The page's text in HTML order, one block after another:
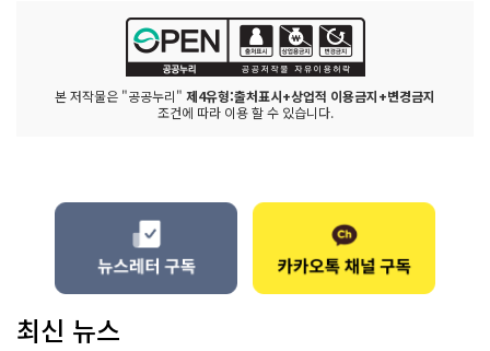
본 저작물은 "공공누리" 제4유형:출처표시+상업적 이용금지+변경금지
조건에 따라 이용 할 수 있습니다.
최신 뉴스